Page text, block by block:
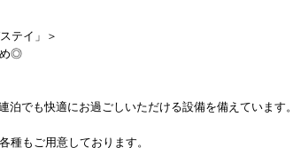
テイ」＞
め◎
でも快適にお過ごしいただける設備を備えています。
もご用意しております。